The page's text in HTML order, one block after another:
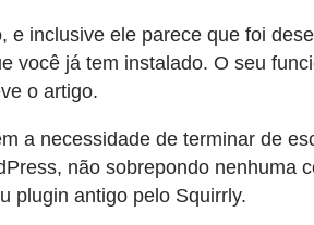
e inclusive ele parece que foi
você já tem instalado. O seu
o artigo.
a necessidade de terminar de
não sobrepondo
plugin antigo pelo Squirrly.